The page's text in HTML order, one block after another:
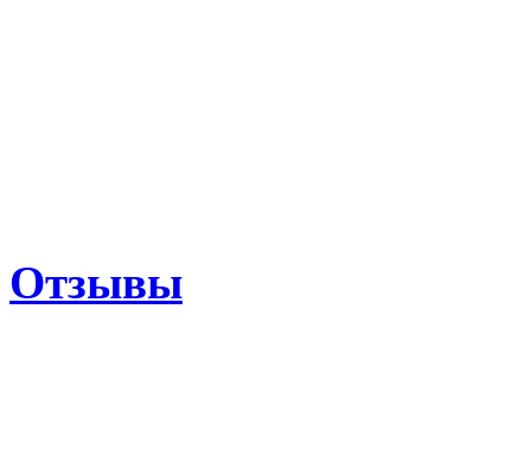
Отзывы